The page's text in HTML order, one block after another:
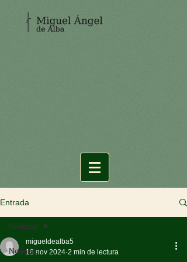
Entrada
Noticias
Noticias
migueldealba5
18 nov 2024 2 min de lectura